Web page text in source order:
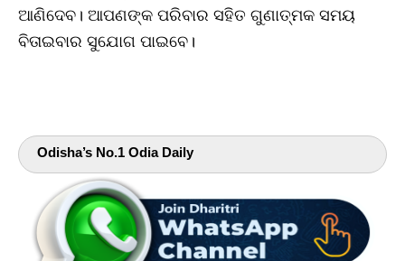
ଆଣିଦେବ। ଆପଣଙ୍କ ପରିବାର ସହିତ ଗୁଣାତ୍ମକ ସମୟ
ବିତାଇବାର ସୁଯୋଗ ପାଇବେ।
Odisha’s No.1 Odia Daily